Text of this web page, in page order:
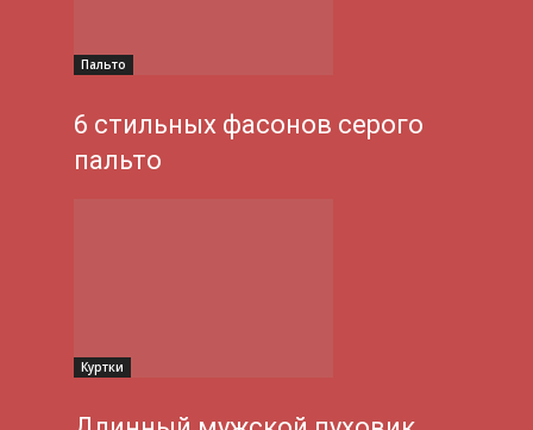
Пальто
6 стильных фасонов серого
пальто
Куртки